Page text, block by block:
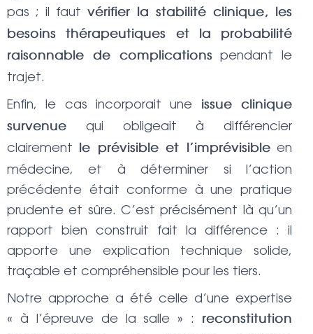
pas ; il faut vérifier la stabilité clinique, les
besoins thérapeutiques et la probabilité
raisonnable de complicationspendant le
trajet.
Enfin, le cas incorporait une
issue clinique
survenue
qui obligeait à différencier
clairement
le prévisible et l’imprévisibleen
médecine, et à déterminer si l’action
précédente était conforme à une pratique
prudente et sûre. C’est précisément là qu’un
rapport bien construit fait la différence : il
apporte une explication technique solide,
traçable et compréhensible pour les tiers.
Notre approche a été celle d’une expertise
« à l’épreuve de la salle » :
reconstitution